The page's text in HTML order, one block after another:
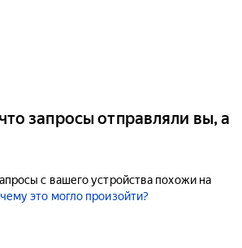
запросы отправляли вы, а
с вашего устройства похожи на
это могло произойти?